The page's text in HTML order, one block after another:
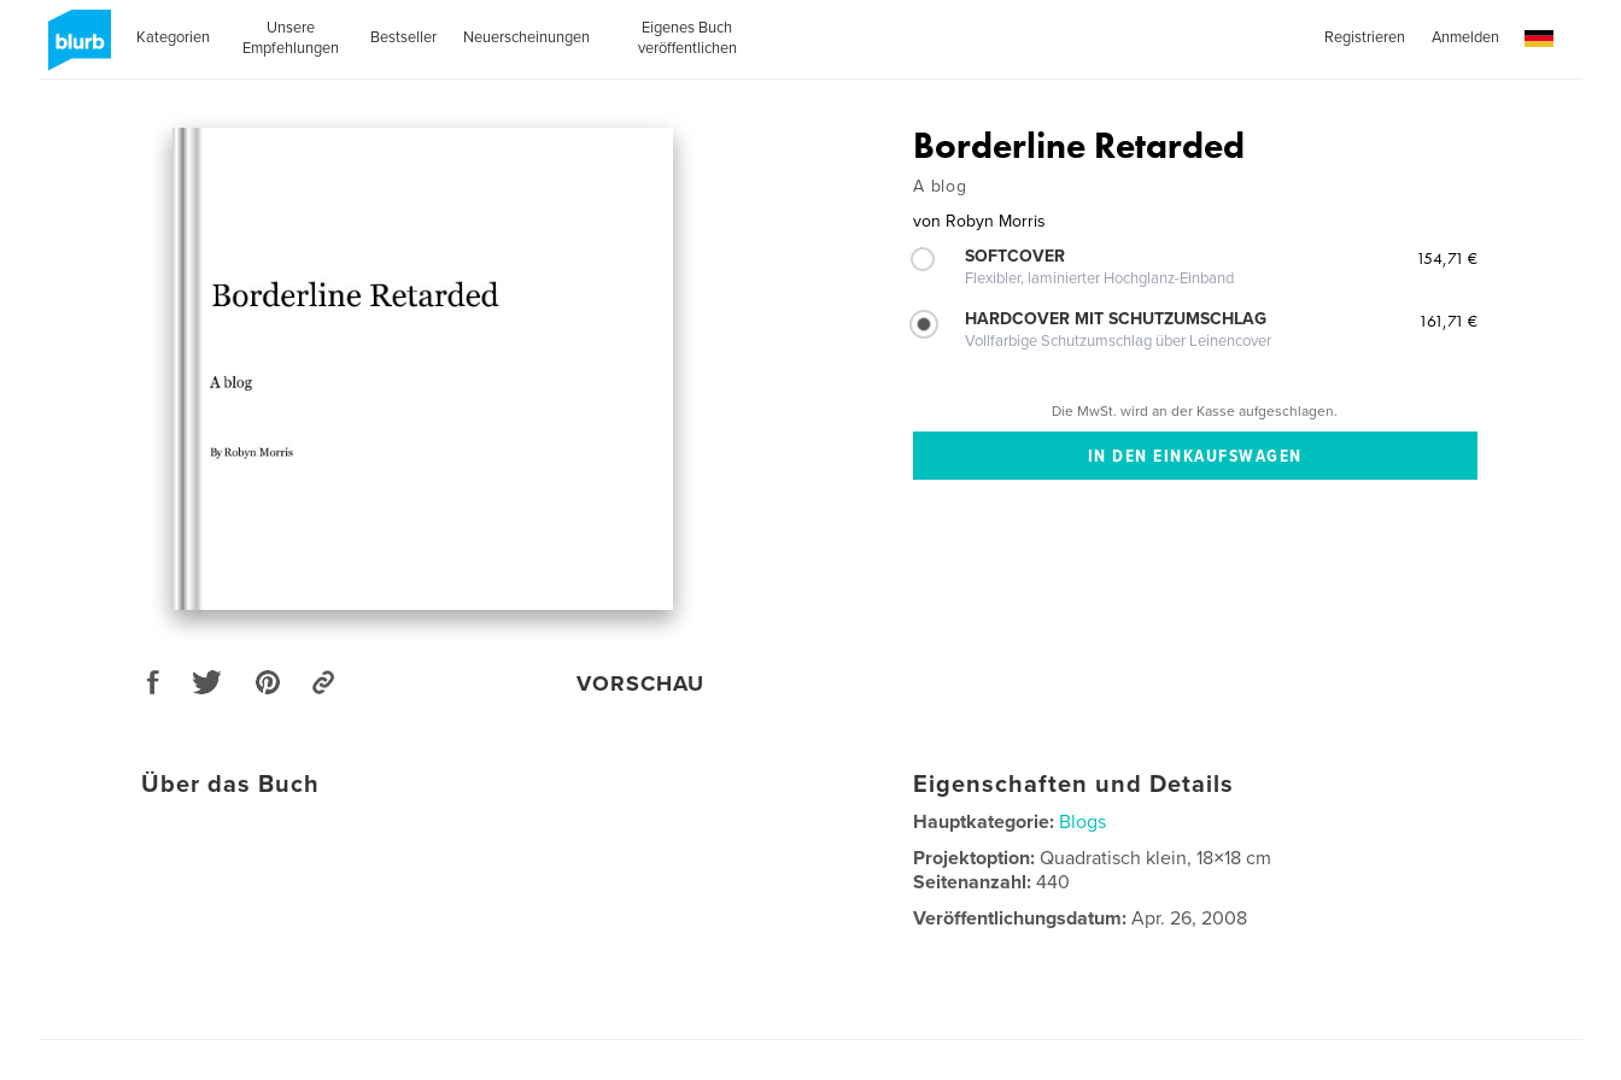
Kategorien
Unsere
Empfehlungen
Bestseller Neuerscheinungen
Eigenes Buch
veröffentlichen
Registrieren Anmelden
VORSCHAU
Borderline Retarded
A blog
von Robyn Morris
SOFTCOVER
Flexibler, laminierter Hochglanz-Einband
154,71 €
HARDCOVER MIT SCHUTZUMSCHLAG
Vollfarbige Schutzumschlag über Leinencover
161,71 €
Die MwSt. wird an der Kasse aufgeschlagen.
Über das Buch Eigenschaften und Details
Hauptkategorie: Blogs
Projektoption:Quadratisch klein, 18×18 cm
Seitenanzahl:440
Veröffentlichungsdatum: Apr. 26, 2008